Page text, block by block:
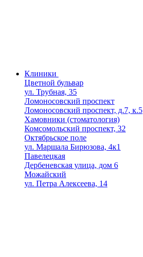
Клиники
Цветной бульвар
ул. Трубная, 35
Ломоносовский проспект
Ломоносовский проспект, д.7, к.5
Хамовники (стоматология)
Комсомольский проспект, 32
Октябрьское поле
ул. Маршала Бирюзова, 4к1
Павелецкая
Дербеневская улица, дом 6
Можайский
ул. Петра Алексеева, 14